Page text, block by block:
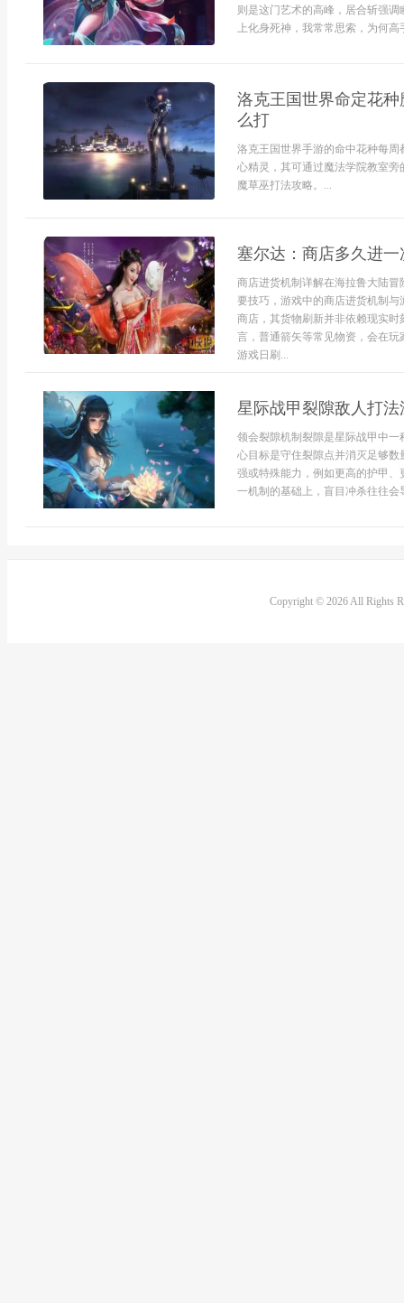
则是这门艺术的高峰，居合斩强
上化身死神，我常常思索，为何
洛克王国世界命定花
么打
洛克王国世界手游的命中花种每
心精灵，其可通过魔法学院教室
魔草巫打法攻略。...
塞尔达：商店多久进
商店进货机制详解在海拉鲁大陆
要技巧，游戏中的商店进货机制
商店，其货物刷新并非依赖现实时
言，普通箭矢等常见物资，会在
游戏日刷...
星际战甲裂隙敌人打法
领会裂隙机制裂隙是星际战甲中
心目标是守住裂隙点并消灭足够
强或特殊能力，例如更高的护甲
一机制的基础上，盲目冲杀往往
Copyright © 2026 All Rights